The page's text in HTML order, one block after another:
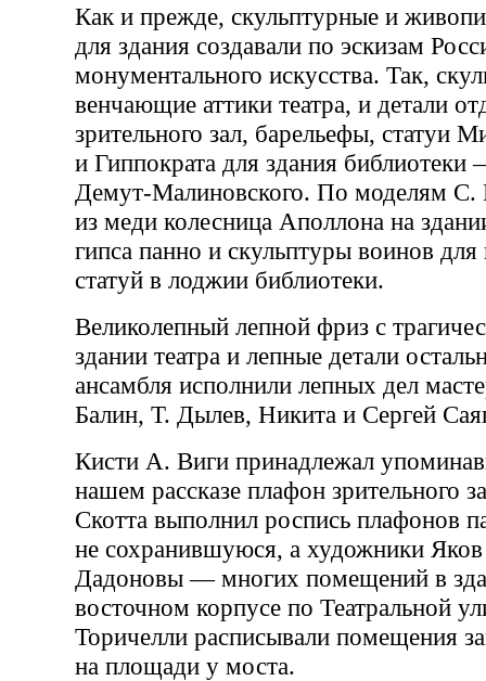
Как и прежде, скульптурные и
для здания создавали по эскизам
монументального искусства. Так,
венчающие аттики театра, и детали
зрительного зал, барельефы, статуи
и Гиппократа для здания
Демут-Малиновского. По моделям С.
из меди колесница Аполлона на
гипса панно и скульптуры воинов
статуй в лоджии библиотеки.
Великолепный лепной фриз с
здании театра и лепные детали
ансамбля исполнили лепных дел
Балин, Т. Дылев, Никита и Сергей
Кисти А. Виги принадлежал
нашем рассказе плафон зрительного
Скотта выполнил роспись плафонов
не сохранившуюся, а художники
Дадоновы — многих помещений в
восточном корпусе по Театральной
Торичелли расписывали помещения
на площади у моста.